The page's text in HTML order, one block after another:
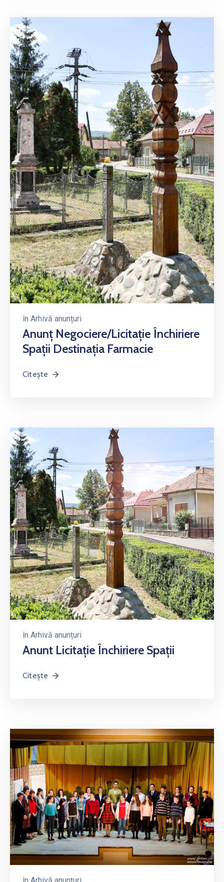
în Arhivă anunțuri
Anunț Negociere/licitație Închiriere
Spații Destinația Farmacie
Citește
în Arhivă anunțuri
Anunt Licitaţie Închiriere Spaţii
Citește
în Arhivă anunțuri